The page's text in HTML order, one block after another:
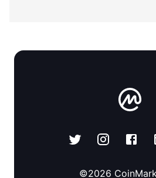
©2026